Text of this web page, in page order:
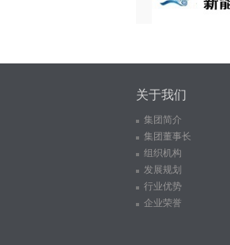
关于我们
集团简介
集团董事长
组织机构
发展规划
行业优势
企业荣誉